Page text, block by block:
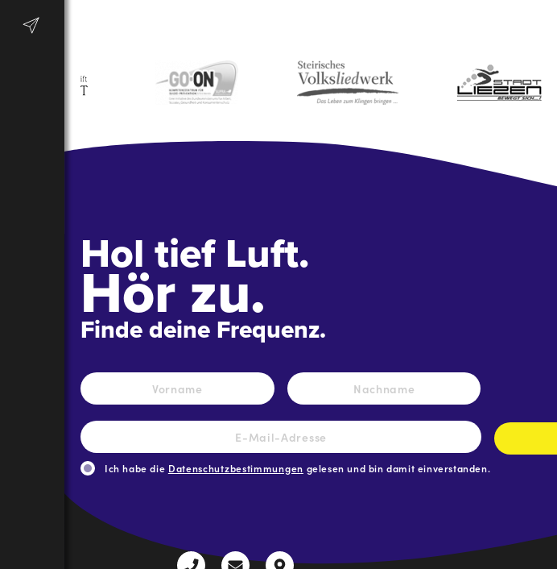
Hol tief Luft.
Hör zu.
Finde deine Frequenz.
Name *
Vorname Nachname
E-
Mail-
Adresse *
Ich habe die Datenschutzbestimmungen gelesen und bin damit einverstanden.
+43 radio@freequenns.at
Kulturhausstraße